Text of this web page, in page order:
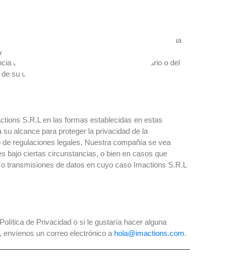
mostrar publicidad o promociones,
oferta de contenidos y artículos, personalizar
las Cookies para contabilizar y corroborar las
comerciales, siempre teniendo como objetivo de la
será usado con otros fines ajenos a Nuestra
de las Cookies en el computador del Usuario o del
su computador cuando así lo desee.
S.R.L en las formas establecidas en estas
alcance para proteger la privacidad de la
regulaciones legales, Nuestra compañía se vea
bajo ciertas circunstancias, o bien en casos que
transmisiones de datos en cuyo caso Imactions S.R.L
de Privacidad o si le gustaría hacer alguna
envíenos un correo electrónico a hola@imactions.com.